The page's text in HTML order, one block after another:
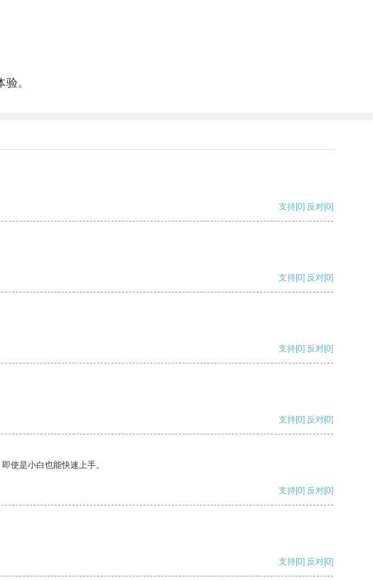
。
支持[0] 反对[0]
支持[0] 反对[0]
支持[0] 反对[0]
支持[0] 反对[0]
使是小白也能快速上手。
支持[0] 反对[0]
支持[0] 反对[0]